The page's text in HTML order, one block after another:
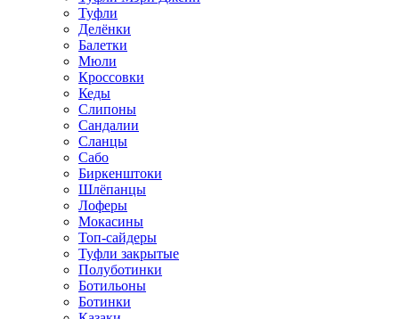
Туфли
Делёнки
Балетки
Мюли
Кроссовки
Кеды
Слипоны
Сандалии
Сланцы
Сабо
Биркенштоки
Шлёпанцы
Лоферы
Мокасины
Топ-сайдеры
Туфли закрытые
Полуботинки
Ботильоны
Ботинки